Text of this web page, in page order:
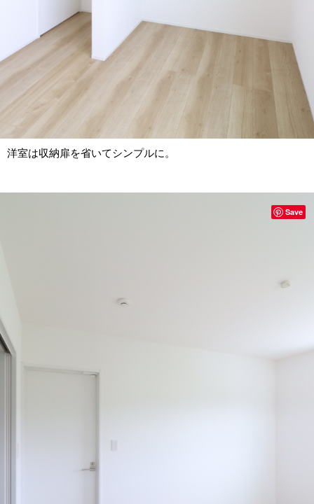
洋室は収納扉を省いてシンプルに。
Save